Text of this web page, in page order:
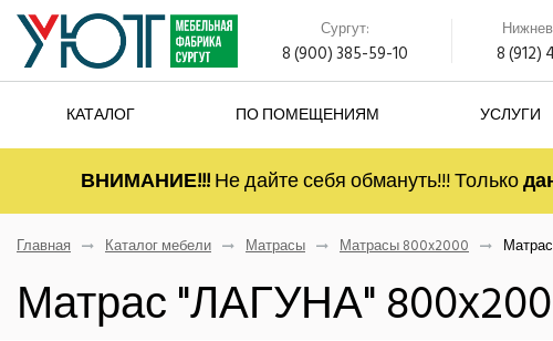
Сургут:
8 (900) 385-59-10 8 (912)
КАТАЛОГ ПО ПОМЕЩЕНИЯМ УСЛУГИ
ВНИМАНИЕ!!!Не дайте себя обмануть!!! Только
Главная Каталог мебели Матрасы Матрасы 800x2000
Матрас "ЛАГУНА"